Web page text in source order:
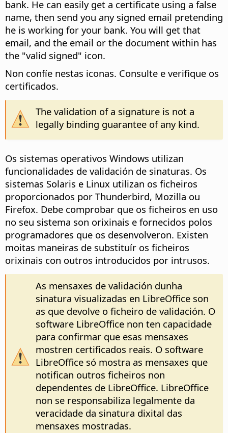
bank. He can easily get a certificate using a false
name, then send you any signed email pretending
he is working for your bank. You will get that
email, and the email or the document within has
the "valid signed" icon.
Non confíe nestas iconas. Consulte e verifique os
certificados.
The validation of a signature is not a
legally binding guarantee of any kind.
Os sistemas operativos Windows utilizan
funcionalidades de validación de sinaturas. Os
sistemas Solaris e Linux utilizan os ficheiros
proporcionados por Thunderbird, Mozilla ou
Firefox. Debe comprobar que os ficheiros en uso
no seu sistema son orixinais e fornecidos polos
programadores que os desenvolveron. Existen
moitas maneiras de substituír os ficheiros
orixinais con outros introducidos por intrusos.
As mensaxes de validación dunha
sinatura visualizadas en LibreOffice son
as que devolve o ficheiro de validación. O
software LibreOffice non ten capacidade
para confirmar que esas mensaxes
mostren certificados reais. O software
LibreOffice só mostra as mensaxes que
notifican outros ficheiros non
dependentes de LibreOffice. LibreOffice
non se responsabiliza legalmente da
veracidade da sinatura dixital das
mensaxes mostradas.